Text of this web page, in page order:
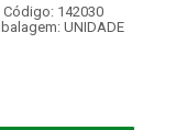
Código: 142030
UNIDADE